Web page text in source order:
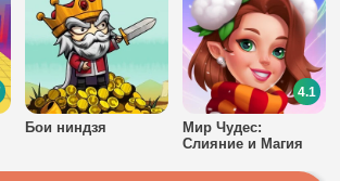
Бои ниндзя
Мир Чудес:
Слияние и Магия
4.1